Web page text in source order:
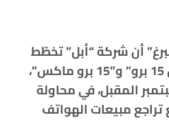
أن شركة “أبل” تخطّط
لرفع سعر طرازي “أيفون 15 برو” و”15 برو ماكس”،
المقبل، في محاولة
تراجع مبيعات الهواتف